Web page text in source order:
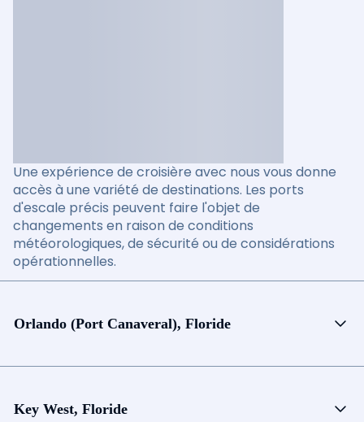
Une expérience de croisière avec nous vous donne
accès à une variété de destinations. Les ports
d'escale précis peuvent faire l'objet de
changements en raison de conditions
météorologiques, de sécurité ou de considérations
opérationnelles.
Orlando (Port Canaveral), Floride
Key West, Floride